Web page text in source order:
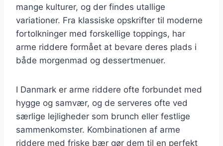
mange kulturer, og der findes utallige
variationer. Fra klassiske opskrifter til moderne
fortolkninger med forskellige toppings, har
arme riddere formået at bevare deres plads i
både morgenmad og dessertmenuer.
I Danmark er arme riddere ofte forbundet med
hygge og samvær, og de serveres ofte ved
særlige lejligheder som brunch eller festlige
sammenkomster. Kombinationen af arme
riddere med friske bær gør dem til en perfekt